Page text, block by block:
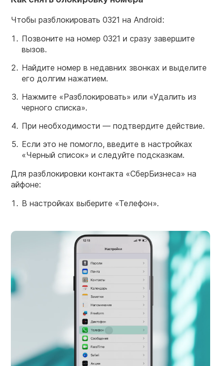
Чтобы разблокировать 0321 на Android:
Позвоните на номер 0321 и сразу завершите
вызов.
Найдите номер в недавних звонках и выделите
его долгим нажатием.
Нажмите «Разблокировать» или «Удалить из
черного списка».
При необходимости — подтвердите действие.
Если это не помогло, введите в настройках
«Черный список» и следуйте подсказкам.
Для разблокировки контакта «СберБизнеса» на
айфоне:
В настройках выберите «Телефон».